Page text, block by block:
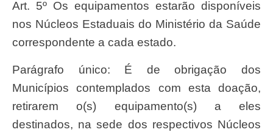
Art. 5º Os equipamentos estarão disponíveis
nos Núcleos Estaduais do Ministério da Saúde
correspondente a cada estado.
Parágrafo único: É de obrigação dos
Municípios contemplados com esta doação,
retirarem o(s) equipamento(s) a eles
destinados, na sede dos respectivos Núcleos